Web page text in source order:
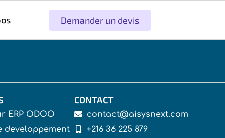
Demander un devis
ERP ODOO
developpement
CONTACT
contact@aisysnext.com
+216 36 225 879